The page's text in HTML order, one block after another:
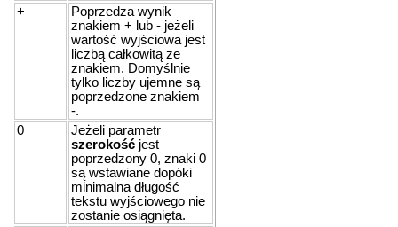
+
Poprzedza wynik
znakiem + lub - jeżeli
wartość wyjściowa jest
liczbą całkowitą ze
znakiem. Domyślnie
tylko liczby ujemne są
poprzedzone znakiem
-.
0
Jeżeli parametr
szerokość jest
poprzedzony 0, znaki 0
są wstawiane dopóki
minimalna długość
tekstu wyjściowego nie
zostanie osiągnięta.